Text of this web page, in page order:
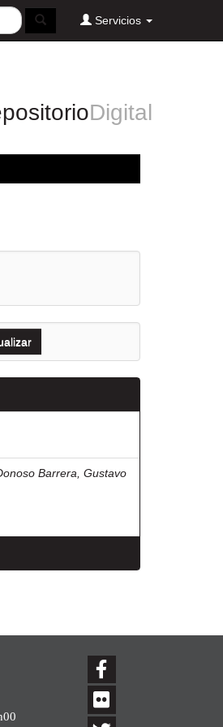
Servicios
Digital
Barrera, Gustavo